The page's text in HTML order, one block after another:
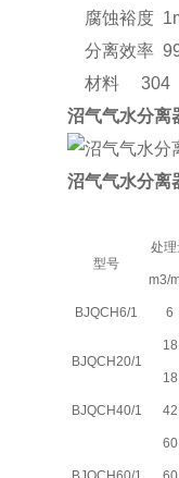
腐蚀裕度
分离效率
材料
沼气气水分离
沼气气水分离
型号
处理
m3/
BJQCH6/1 6
BJQCH20/1
18
18
BJQCH40/1 42
60